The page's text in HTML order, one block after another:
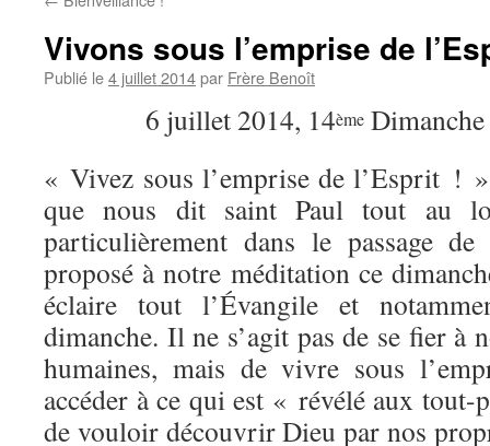
Vivons sous l’emprise de
Publié le4 juillet 2014par Frère Benoît
6 juillet 2014, 14ème
« Vivez sous l’emprise de l’Esprit !
que nous dit saint Paul tout au
particulièrement dans le passage
proposé à notre méditation ce
éclaire tout l’Évangile et
dimanche. Il ne s’agit pas de se fier à
humaines, mais de vivre sous
accéder à ce qui est « révélé aux tout-
de vouloir découvrir Dieu par nos